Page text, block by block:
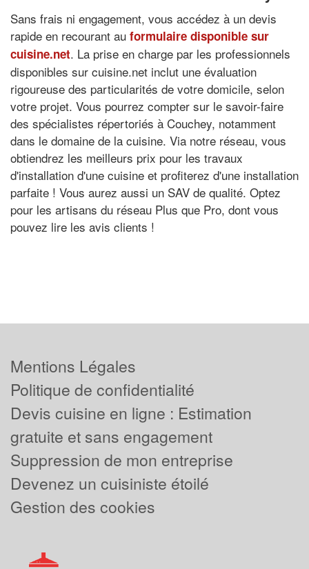
Sans frais ni engagement, vous accédez à un devis
rapide en recourant au formulaire disponible sur
cuisine.net. La prise en charge par les professionnels
disponibles sur cuisine.net inclut une évaluation
rigoureuse des particularités de votre domicile, selon
votre projet. Vous pourrez compter sur le savoir-faire
des spécialistes répertoriés à Couchey, notamment
dans le domaine de la cuisine. Via notre réseau, vous
obtiendrez les meilleurs prix pour les travaux
d'installation d'une cuisine et profiterez d'une installation
parfaite ! Vous aurez aussi un SAV de qualité. Optez
pour les artisans du réseau Plus que Pro, dont vous
pouvez lire les avis clients !
Mentions Légales
Politique de confidentialité
Devis cuisine en ligne : Estimation
gratuite et sans engagement
Suppression de mon entreprise
Devenez un cuisiniste étoilé
Gestion des cookies